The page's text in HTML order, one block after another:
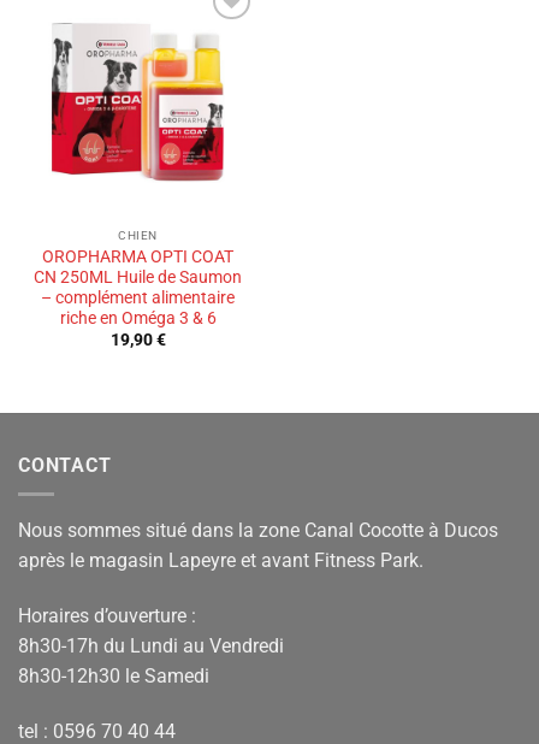
Ajouter
à la liste
souhaits
CHIEN
OROPHARMA OPTI COAT
CN 250ML Huile de Saumon
– complément alimentaire
riche en Oméga 3 & 6
19,90€
CONTACT
Nous sommes situé dans la zone Canal Cocotte à Ducos
après le magasin Lapeyre et avant Fitness Park.
Horaires d’ouverture :
8h30-17h du Lundi au Vendredi
8h30-12h30 le Samedi
tel : 0596 70 40 44